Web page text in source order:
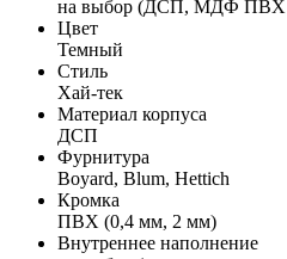
на выбор (ДСП, МДФ ПВХ
Цвет
Темный
Стиль
Хай-тек
Материал корпуса
ДСП
Фурнитура
Boyard, Blum, Hettich
Кромка
ПВХ (0,4 мм, 2 мм)
Внутреннее наполнение